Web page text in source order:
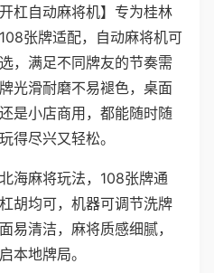
杠自动麻将机】专为桂林
张牌适配，自动麻将机可
，满足不同牌友的节奏需
光滑耐磨不易褪色，桌面
是小店商用，都能随时随
得尽兴又轻松。
海麻将玩法，108张牌通
胡均可，机器可调节洗牌
易清洁，麻将质感细腻，
本地牌局。